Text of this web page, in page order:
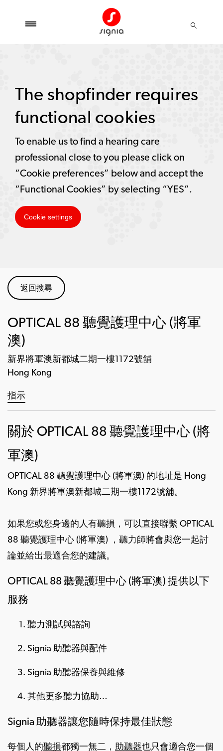
返回搜尋
OPTICAL 88 聽覺護理中心 (將軍
澳)
新界將軍澳新都城二期一樓1172號舖
Hong Kong
指示
關於 OPTICAL 88 聽覺護理中心 (將
軍澳)
OPTICAL 88 聽覺護理中心 (將軍澳) 的地址是 Hong
Kong 新界將軍澳新都城二期一樓1172號舖。
如果您或您身邊的人有聽損，可以直接聯繫 OPTICAL
88 聽覺護理中心 (將軍澳) ，聽力師將會與您一起討
論並給出最適合您的建議。
OPTICAL 88 聽覺護理中心 (將軍澳) 提供以下
服務
聽力測試與諮詢
Signia 助聽器與配件
Signia 助聽器保養與維修
其他更多聽力協助…
Signia 助聽器讓您隨時保持最佳狀態
每個人的聽損都獨一無二， 助聽器也只會適合您一個
The shopfinder requires
functional cookies
To enable us to find a hearing care
professional close to you please click on
“Cookie preferences” below and accept the
“Functional Cookies” by selecting “YES”.
Cookie settings